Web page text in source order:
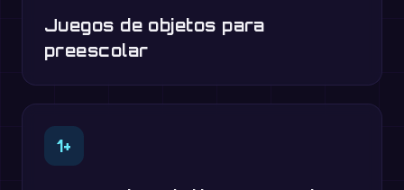
Juegos de objetos para
preescolar
1+